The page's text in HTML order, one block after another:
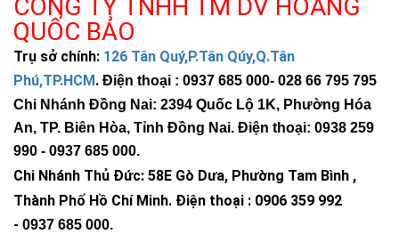
CÔNG TY TNHH TM DV HOÀNG
QUỐC BẢO
Trụ sở chính: 126 Tân Quý,P.Tân Qúy,Q.Tân
Phú,TP.HCM. Điện thoại : 0937 685 000- 028 66 795 795
Chi Nhánh Đồng Nai: 2394 Quốc Lộ 1K, Phường Hóa
An, TP. Biên Hòa, Tỉnh Đồng Nai. Điện thoại: 0938 259
990 - 0937 685 000.
Chi Nhánh Thủ Đức: 58E Gò Dưa, Phường Tam Bình ,
Thành Phố Hồ Chí Minh. Điện thoại : 0906 359 992
- 0937 685 000.